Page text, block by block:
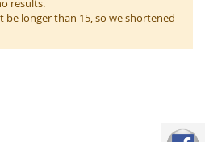
results.
be longer than 15, so we shortened